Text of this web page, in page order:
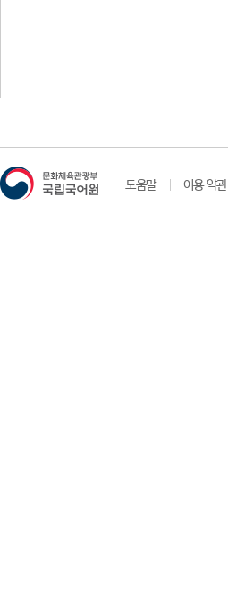
도움말 이용 약관